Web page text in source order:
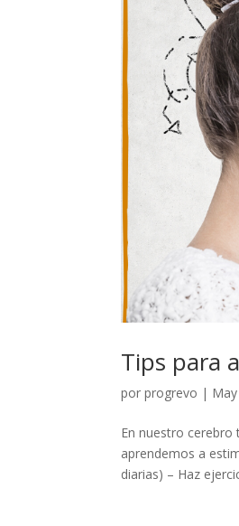
Tips para
porprogrevo |
En nuestro
aprendemos a
diarias) – Haz